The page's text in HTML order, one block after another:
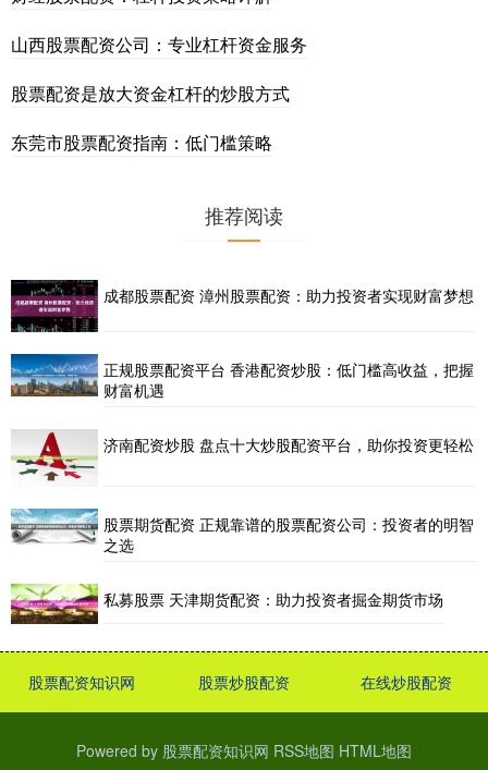
山西股票配资公司：专业杠杆资金服务
股票配资是放大资金杠杆的炒股方式
东莞市股票配资指南：低门槛策略
推荐阅读
成都股票配资 漳州股票配资：助力投资者实现财富梦想
正规股票配资平台 香港配资炒股：低门槛高收益，把握
财富机遇
济南配资炒股 盘点十大炒股配资平台，助你投资更轻松
股票期货配资 正规靠谱的股票配资公司：投资者的明智
之选
私募股票 天津期货配资：助力投资者掘金期货市场
股票配资知识网 股票炒股配资 在线炒股配资
Powered by 股票配资知识网 RSS地图 HTML地图